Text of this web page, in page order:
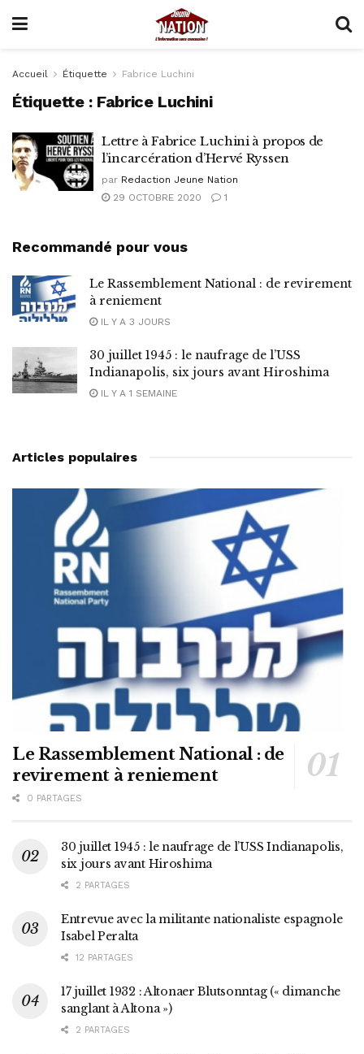
Accueil Étiquette Fabrice Luchini
Étiquette : Fabrice Luchini
Lettre à Fabrice Luchini à propos de
l’incarcération d’Hervé Ryssen
par Redaction Jeune Nation
29 OCTOBRE 2020
1
Recommandé pour vous
Le Rassemblement National : de revirement
à reniement
IL Y A 3 JOURS
30 juillet 1945 : le naufrage de l’USS
Indianapolis, six jours avant Hiroshima
IL Y A 1 SEMAINE
Articles populaires
Le Rassemblement National : de
revirement à reniement
0 PARTAGES
30 juillet 1945 : le naufrage de l’USS Indianapolis,
six jours avant Hiroshima
2 PARTAGES
Entrevue avec la militante nationaliste espagnole
Isabel Peralta
12 PARTAGES
17 juillet 1932 : Altonaer Blutsonntag (« dimanche
sanglant à Altona »)
2 PARTAGES